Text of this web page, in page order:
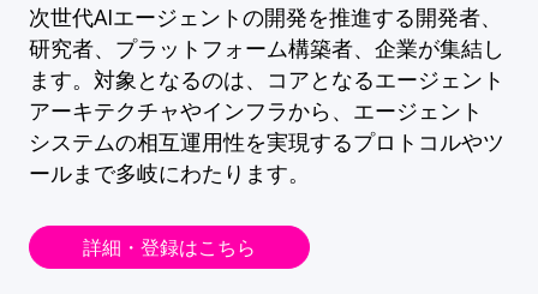
次世代AIエージェントの開発を推進する開発者、
研究者、プラットフォーム構築者、企業が集結し
ます。対象となるのは、コアとなるエージェント
アーキテクチャやインフラから、エージェント
システムの相互運用性を実現するプロトコルやツ
ールまで多岐にわたります。
詳細・登録はこちら